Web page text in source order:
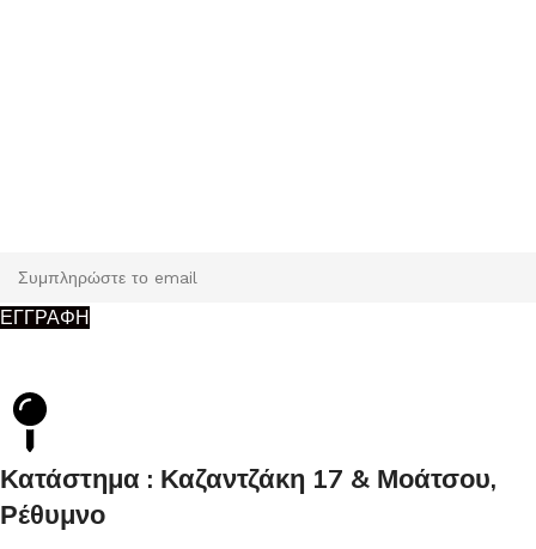
ΕΓΓΡΑΦΗ
Κατάστημα : Καζαντζάκη 17 & Μοάτσου,
Ρέθυμνο